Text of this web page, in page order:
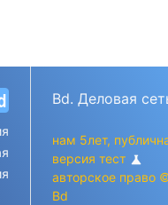
Bd. Деловая
нам 5лет,
версия тест science
авторское право
Bd